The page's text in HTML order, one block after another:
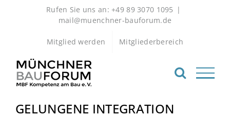
Rufen Sie uns an: +49 89 3070 1095 |
mail@muenchner-bauforum.de
Mitglied werden Mitgliederbereich
GELUNGENE INTEGRATION